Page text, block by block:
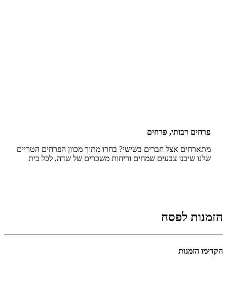
פרחים רבותי, פרחים
מתארחים אצל חברים בשישי? בחרו מתוך מכוון הפרחים הטריים
שלנו שיכנו צבעים שמחים וריחות משכרים של שדה, לכל בית
הזמנות לפסח
הקדימו הזמנות